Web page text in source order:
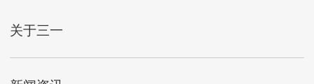
关于三一